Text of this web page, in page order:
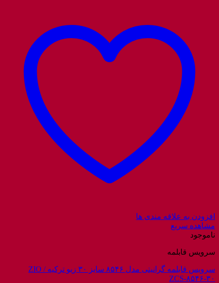
افزودن به علاقه مندی ها
مشاهده سریع
ناموجود
سرویس قابلمه
سرویس قابلمه گرانیتی مدل ۸۵۴۶ سایز ۳۰ زیو ترکیه / ZIO
ZCS-۸۵۴۶-۳۰